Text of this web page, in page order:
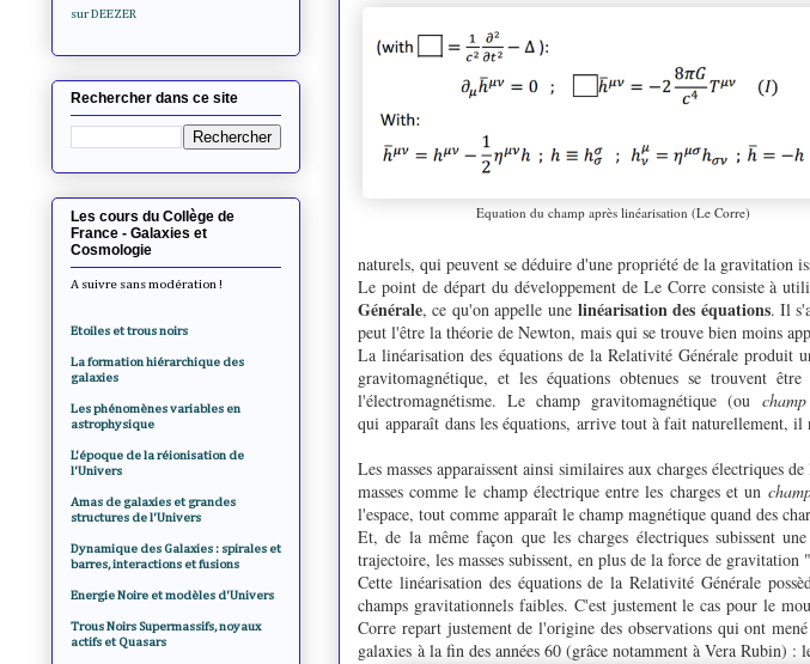
Equation du champ après linéarisation (Le Corre)
naturels, qui peuvent se déduire d'une propriété de la gravitation
Le point de départ du développement de Le Corre consiste à
Générale, ce qu'on appelle une linéarisation des équations. Il
peut l'être la théorie de Newton, mais qui se trouve bien moins
La linéarisation des équations de la Relativité Générale
gravitomagnétique, et les équations obtenues se trouvent
l'électromagnétisme. Le champ gravitomagnétique (ou
qui apparaît dans les équations, arrive tout à fait naturellement, il
Les masses apparaissent ainsi similaires aux charges électriques
masses comme le champ électrique entre les charges et un
l'espace, tout comme apparaît le champ magnétique quand des
Et, de la même façon que les charges électriques subissent
trajectoire, les masses subissent, en plus de la force de gravitation
Cette linéarisation des équations de la Relativité Générale
champs gravitationnels faibles. C'est justement le cas pour le
Corre repart justement de l'origine des observations qui ont
galaxies à la fin des années 60 (grâce notamment à Vera Rubin) :
sur DEEZER
Rechercher dans ce site
Les cours du Collège de
France - Galaxies et
Cosmologie
A suivre sans modération !
Etoiles et trous noirs
La formation hiérarchique des
galaxies
Les phénomènes variables en
astrophysique
L'époque de la réionisation de
l'Univers
Amas de galaxies et grandes
structures de l'Univers
Dynamique des Galaxies : spirales et
barres, interactions et fusions
Energie Noire et modèles d'Univers
Trous Noirs Supermassifs, noyaux
actifs et Quasars